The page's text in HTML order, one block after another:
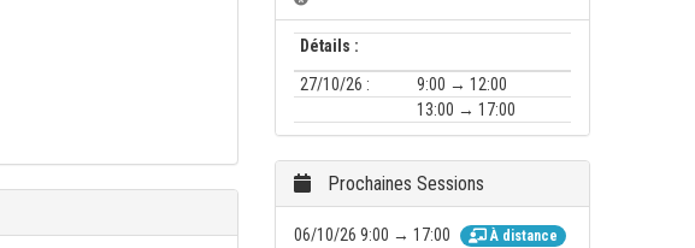
Détails :
27/10/26 :
9:00 → 12:00
13:00 → 17:00
Prochaines Sessions
06/10/26 9:00 → 17:00
À distance